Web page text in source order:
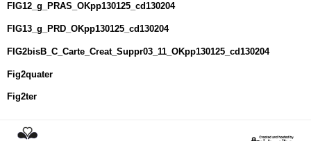
FIG12_g_PRAS_OKpp130125_cd130204
FIG13_g_PRD_OKpp130125_cd130204
FIG2bisB_C_Carte_Creat_Suppr03_11_OKpp130125_cd130204
Fig2quater
Fig2ter